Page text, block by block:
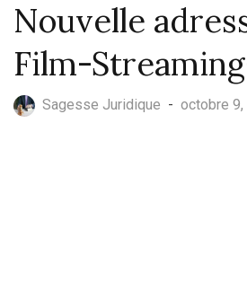
Nouvelle
Film-
Sagesse Juridique - octobre 9,